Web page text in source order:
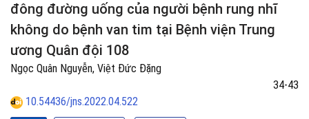
đông đường uống của người bệnh rung nhĩ
không do bệnh van tim tại Bệnh viện Trung
ương Quân đội 108
Ngọc Quân Nguyễn, Việt Đức Đặng
34-43
10.54436/jns.2022.04.522